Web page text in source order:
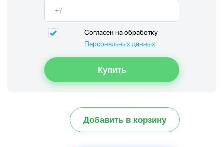
Согласен на обработку
Персональных данных.
Добавить в корзину